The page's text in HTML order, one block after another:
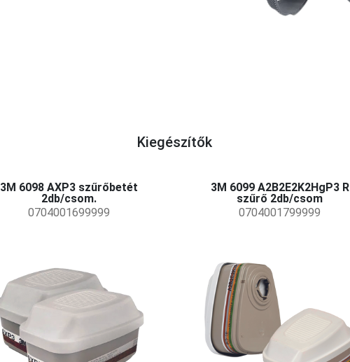
Kiegészítők
3M 6098 AXP3 szűrőbetét
2db/csom.
0704001699999
3M 6099 A2B2E2K2HgP3 R
szűrő 2db/csom
0704001799999